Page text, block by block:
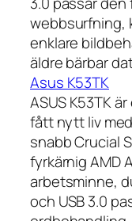
webbsurfning,
enklare
äldre bärbar
Asus K53TK
ASUS K53TK
fått nytt liv
snabb Crucial
fyrkärnig AMD
arbetsminne,
och USB 3.0